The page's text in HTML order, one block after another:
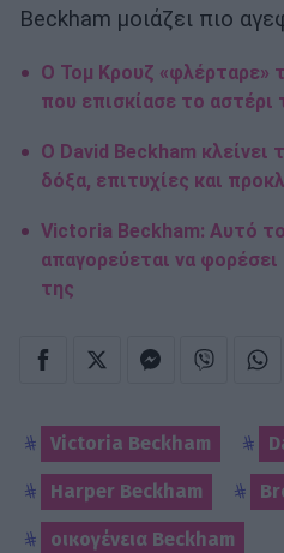
Beckham μοιάζει πιο
Ο Τομ Κρουζ «φλέρταρε»
που επισκίασε το
Ο David Beckham κλείνει
δόξα, επιτυχίες και
Victoria Beckham: Αυτό
απαγορεύεται να
της
Victoria Beckham
Harper Beckham
οικογένεια Beckham